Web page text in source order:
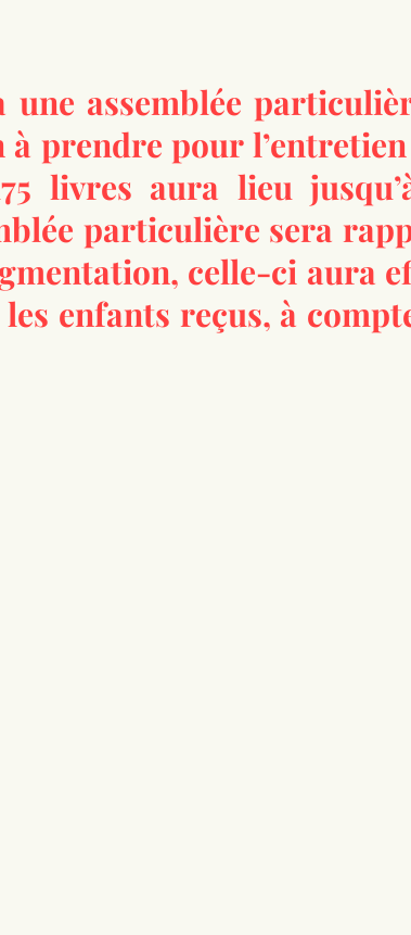
une assemblée
prendre pour
livres aura lieu
particulière sera
celle-ci aura
enfants reçus, à